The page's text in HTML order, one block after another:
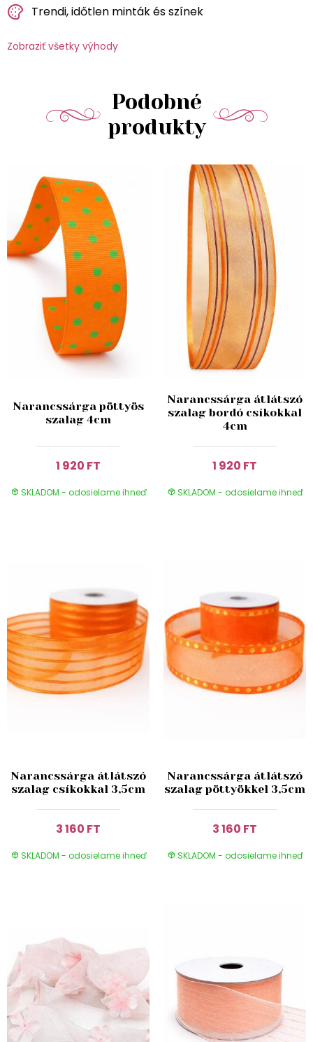
Trendi, időtlen minták és színek
Zobraziť všetky výhody
Podobné
produkty
Narancssárga pöttyös
szalag 4cm
1 920 FT
SKLADOM - odosielame ihneď
Narancssárga átlátszó
szalag bordó csíkokkal
4cm
1 920 FT
SKLADOM - odosielame ihneď
Narancssárga átlátszó
szalag csíkokkal 3,5cm
3 160 FT
SKLADOM - odosielame ihneď
Narancssárga átlátszó
szalag pöttyökkel 3,5cm
3 160 FT
SKLADOM - odosielame ihneď